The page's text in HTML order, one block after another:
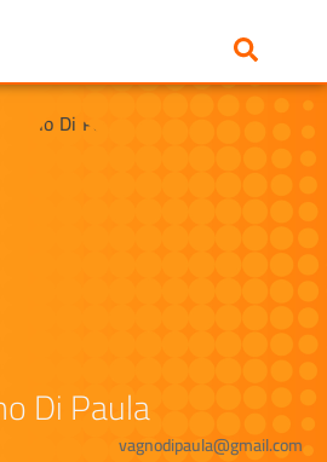
Di Paula
vagnodipaula@gmail.com